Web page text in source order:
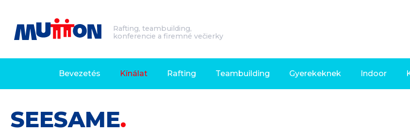
Rafting, teambuilding,
konferencie a firemné večierky
Bevezetés Kínálat Rafting Teambuilding Gyerekeknek Indoor
SEESAME